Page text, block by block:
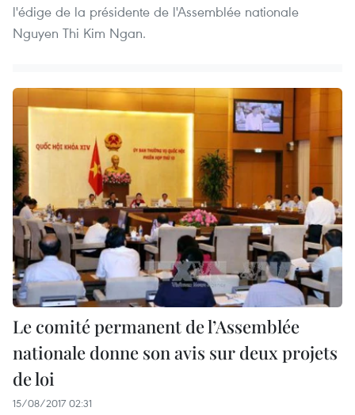
l'édige de la présidente de l'Assemblée nationale
Nguyen Thi Kim Ngan.
Le comité permanent de l’Assemblée
nationale donne son avis sur deux projets
de loi
15/08/2017 02:31